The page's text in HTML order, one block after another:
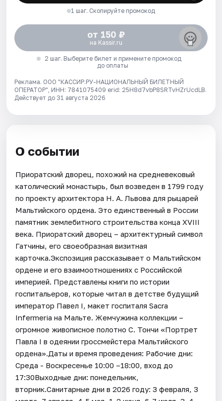
1 шаг. Скопируйте промокод
от 150 ₽
на Kassir.ru
2 шаг. Выберите билет и примените промокод
до оплаты
Реклама. ООО "КАССИР.РУ-НАЦИОНАЛЬНЫЙ БИЛЕТНЫЙ
ОПЕРАТОР", ИНН: 7841075409 erid: 25H8d7vbP8SRTvHZrUcdLB.
Действует до 31 августа 2026
О событии
Приоратский дворец, похожий на средневековый
католический монастырь, был возведен в 1799 году
по проекту архитектора Н. А. Львова для рыцарей
Мальтийского ордена. Это единственный в России
памятник землебитного строительства конца XVIII
века. Приоратский дворец – архитектурный символ
Гатчины, его своеобразная визитная
карточка.Экспозиция рассказывает о Мальтийском
ордене и его взаимоотношениях с Российской
империей. Представлены книги по истории
госпитальеров, которые читал в детстве будущий
император Павел I, макет госпиталя Sacra
Infermeria на Мальте. Жемчужина коллекции –
огромное живописное полотно С. Тончи «Портрет
Павла I в одеянии гроссмейстера Мальтийского
ордена».Даты и время проведения: Рабочие дни:
Среда - Воскресенье 10:00 –18:00, вход до
17:30Выходные дни: понедельник,
вторник.Санитарные дни в 2026 году: З февраля, 3